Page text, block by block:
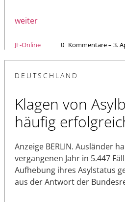
weiter
JF-Online 0 Kommentare – 3.
DEUTSCHLAND
Klagen von
häufig
Anzeige BERLIN. Ausländer
vergangenen Jahr in 5.447
Aufhebung ihres Asylstatus
aus der Antwort der